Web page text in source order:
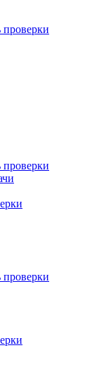
проверки
проверки
проверки